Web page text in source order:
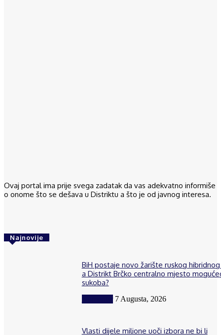
Ovaj portal ima prije svega zadatak da vas adekvatno informiše
o onome što se dešava u Distriktu a što je od javnog interesa.
Najnovije
BiH postaje novo žarište ruskog
a Distrikt Brčko centralno mjesto
sukoba?
7 Augusta, 2026
Vlasti dijele milione uoči izbora ne bi li